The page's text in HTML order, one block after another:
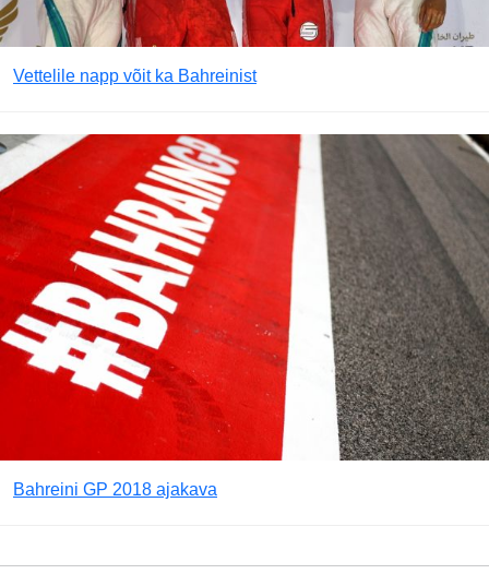
Vettelile napp võit ka Bahreinist
Bahreini GP 2018 ajakava